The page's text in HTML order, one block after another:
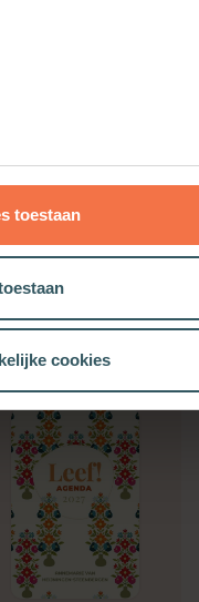
toestaan
cookies
2027
Meer informatie